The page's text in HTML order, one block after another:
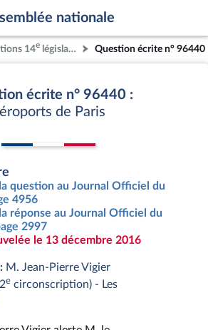
nationale
14e législature Question écrite n° 96440
écrite n° 96440 :
de Paris
question au Journal Officiel du
4956
réponse au Journal Officiel du
2997
le 13 décembre 2016
M. Jean-Pierre Vigier
e circonscription) - Les